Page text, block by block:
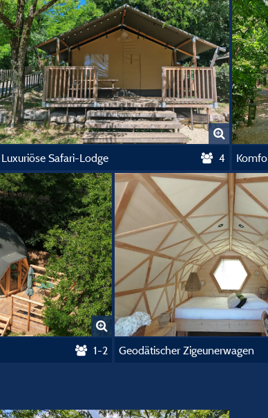
Luxuriöse Safari-Lodge 4
1-2 Geodätischer Zigeunerwagen